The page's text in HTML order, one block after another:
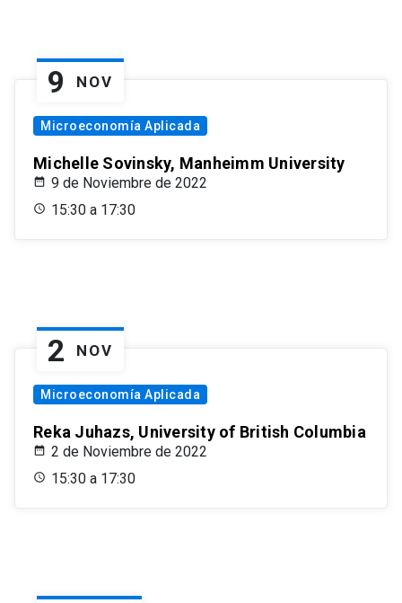
9 NOV
Microeconomía Aplicada
Michelle Sovinsky, Manheimm University
9 de Noviembre de 2022
15:30 a 17:30
2 NOV
Microeconomía Aplicada
Reka Juhazs, University of British Columbia
2 de Noviembre de 2022
15:30 a 17:30